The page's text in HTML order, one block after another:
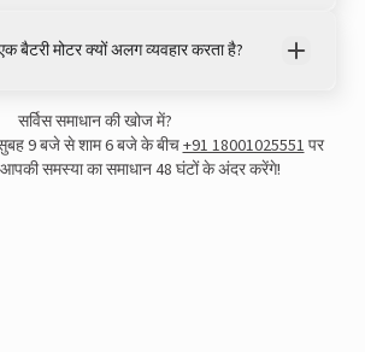
बैटरी मोटर क्यों अलग व्यवहार करता है?
सर्विस समाधान की खोज में?
9 बजे से शाम 6 बजे के बीच+91 18001025551 पर
समस्या का समाधान 48 घंटों के अंदर करेंगे!